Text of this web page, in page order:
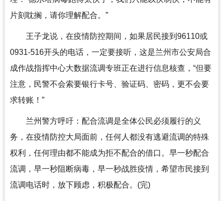
片刻耽搁，请你理解配合。”
王子龙说，在疫情防控期间，如果居民接到96110或
0931-516开头的电话，一定要接听，这是兰州市公安局合
成作战指挥中心大数据流调专班正在进行信息核查，“但要
注意，民警不会索要银行卡号、验证码、密码，更不会要
求转账！”
兰州警方呼吁：配合流调是全体公民必须履行的义
务，在疫情防控大局面前，任何人都没有逃避流调的特殊
权利，任何理由都不能成为拒不配合的借口。早一秒配合
流调，早一秒阻断病毒，早一秒战胜疫情，希望市民接到
流调电话时，放下顾虑，积极配合。(完)